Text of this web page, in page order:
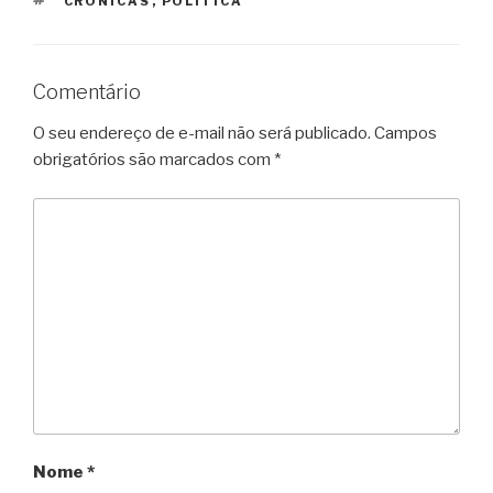
Comentário
O seu endereço de e-mail não será publicado. Campos
obrigatórios são marcados com *
Nome *